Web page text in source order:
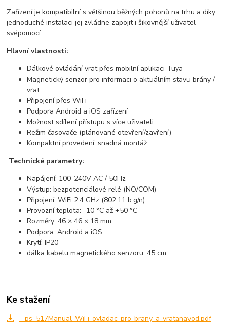
Zařízení je kompatibilní s většinou běžných pohonů na trhu a díky
jednoduché instalaci jej zvládne zapojit i šikovnější uživatel
svépomocí.
Hlavní vlastnosti:
Dálkové ovládání vrat přes mobilní aplikaci Tuya
Magnetický senzor pro informaci o aktuálním stavu brány /
vrat
Připojení přes WiFi
Podpora Android a iOS zařízení
Možnost sdílení přístupu s více uživateli
Režim časovače (plánované otevření/zavření)
Kompaktní provedení, snadná montáž
Technické parametry:
Napájení: 100-240V AC / 50Hz
Výstup: bezpotenciálové relé (NO/COM)
Připojení: WiFi 2,4 GHz (802.11 b.g/n)
Provozní teplota: -10 °C až +50 °C
Rozměry: 46 × 46 × 18 mm
Podpora: Android a iOS
Krytí: IP20
dálka kabelu magnetického senzoru: 45 cm
Ke stažení
_ps_517Manual_WiFi-ovladac-pro-brany-a-vratanavod.pdf